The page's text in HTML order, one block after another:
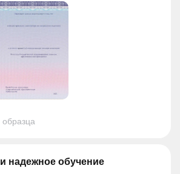
образца
надежное обучение